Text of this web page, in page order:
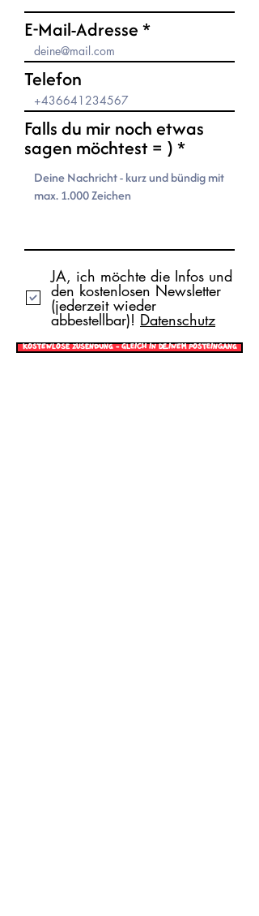
E-Mail-Adresse
Telefon
Falls du mir noch etwas
sagen möchtest = )
JA, ich möchte die Infos und
den kostenlosen Newsletter
(jederzeit wieder
abbestellbar)! Datenschutz
Kostenlose Zusendung - gleich in deinem Posteingang